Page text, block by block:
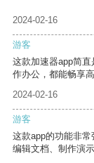
2024-02-16
游客
这款加速器app简
作办公，都能畅享
2024-02-16
游客
这款app的功能非
编辑文档、制作演